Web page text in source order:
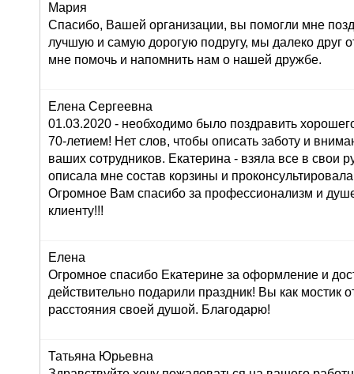
Мария
Спасибо, Вашей организации, вы помогли мне
лучшую и самую дорогую подругу, мы далеко друг
мне помочь и напомнить нам о нашей дружбе.
Елена Сергеевна
01.03.2020 - необходимо было поздравить
70-летием! Нет слов, чтобы описать заботу и
ваших сотрудников. Екатерина - взяла все в свои
описала мне состав корзины и
Огромное Вам спасибо за профессионализм и
клиенту!!!
Елена
Огромное спасибо Екатерине за оформление и
действительно подарили праздник! Вы как мостик
расстояния своей душой. Благодарю!
Татьяна Юрьевна